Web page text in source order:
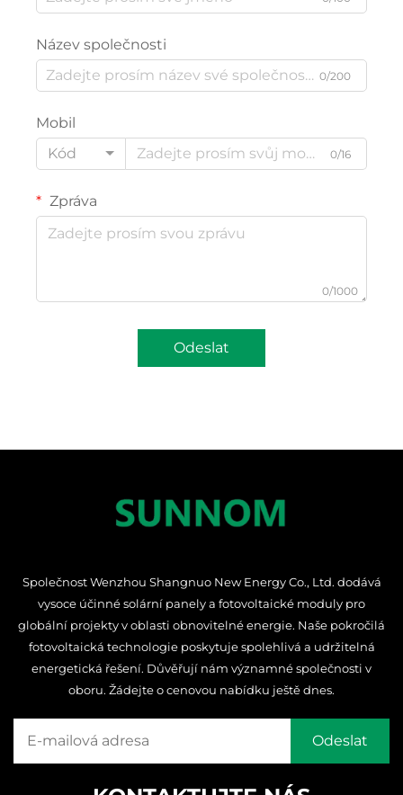
Název společnosti
0/200
Mobil
Kód
0/16
Zpráva
0/1000
Odeslat
Společnost Wenzhou Shangnuo New Energy Co., Ltd. dodává
vysoce účinné solární panely a fotovoltaické moduly pro
globální projekty v oblasti obnovitelné energie. Naše pokročilá
fotovoltaická technologie poskytuje spolehlivá a udržitelná
energetická řešení. Důvěřují nám významné společnosti v
oboru. Žádejte o cenovou nabídku ještě dnes.